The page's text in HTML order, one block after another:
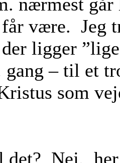
være. Jeg
ligger
gang – til et
som
det? Nej, her